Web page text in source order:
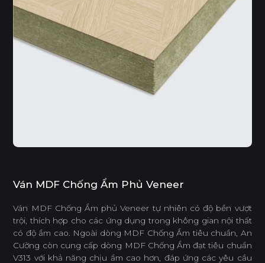
Ván MDF Chống Ẩm Phủ Veneer
Ván MDF Chống Ẩm phủ Veneer tự nhiên có độ bền vượt
trội, thích hợp cho các ứng dụng trong không gian nội thất
có độ ẩm cao. Ngoài dòng MDF Chống Ẩm tiêu chuẩn, An
Cường còn cung cấp dòng MDF Chống Ẩm đạt tiêu chuẩn
V313 với khả năng chịu ẩm cao hơn, đáp ứng các yêu cầu